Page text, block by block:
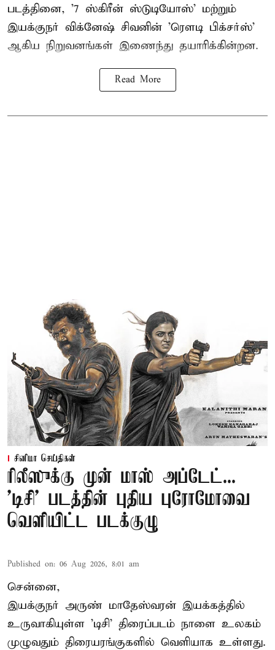
படத்தினை, '7 ஸ்கிரீன் ஸ்டுடியோஸ்' மற்றும்
இயக்குநர் விக்னேஷ் சிவனின் 'ரௌடி பிக்சர்ஸ்'
ஆகிய நிறுவனங்கள் இணைந்து தயாரிக்கின்றன.
Read More
சினிமா செய்திகள்
ரிலீஸுக்கு முன் மாஸ் அப்டேட்...
'டிசி' படத்தின் புதிய புரோமோவை
வெளியிட்ட படக்குழு
Published on: 06 Aug 2026, 8:01 am
சென்னை,
இயக்குநர் அருண் மாதேஸ்வரன் இயக்கத்தில்
உருவாகியுள்ள 'டிசி' திரைப்படம் நாளை உலகம்
முழுவதும் திரையரங்குகளில் வெளியாக உள்ளது.